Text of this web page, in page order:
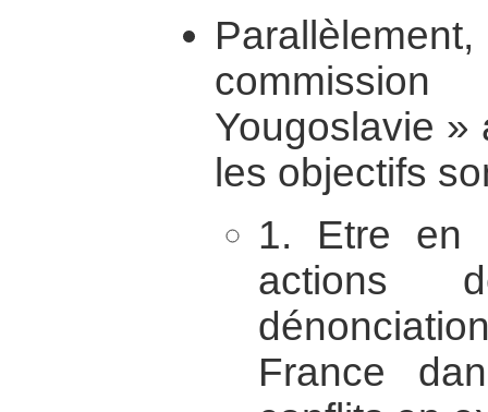
Yougoslavie »
les objectifs
1. Etre en
actions
France